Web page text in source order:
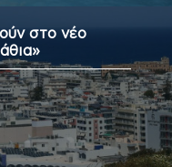
στο νέο